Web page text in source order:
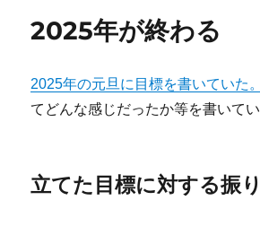
b
o
o
k
r
ー
っ
ら
し
経
っ
2025年が終わる
2025年の元旦に目標を書いていた。
てどんな感じだったか等を書いてい
立てた目標に対する振